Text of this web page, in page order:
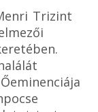
Trizint